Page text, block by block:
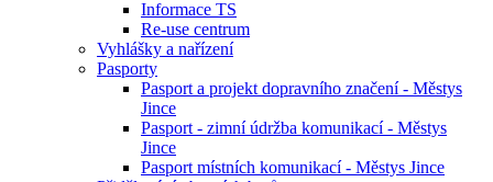
Informace TS
Re-use centrum
Vyhlášky a nařízení
Pasporty
Pasport a projekt dopravního značení - Městys
Jince
Pasport - zimní údržba komunikací - Městys
Jince
Pasport místních komunikací - Městys Jince